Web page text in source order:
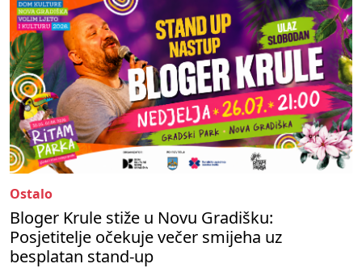
Ostalo
Bloger Krule stiže u Novu Gradišku:
Posjetitelje očekuje večer smijeha uz
besplatan stand-up